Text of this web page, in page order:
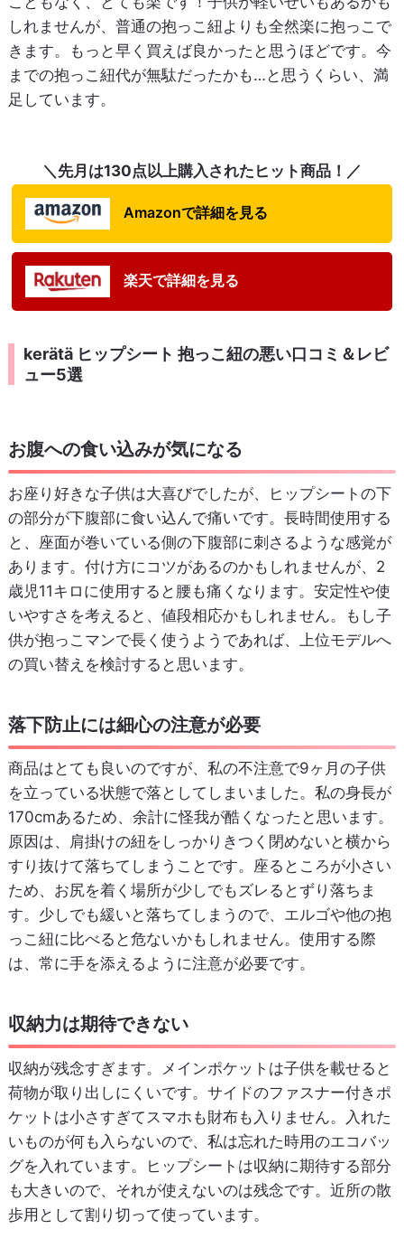
しれませんが、普通の抱っこ紐よりも全然楽に抱っこで
きます。もっと早く買えば良かったと思うほどです。今
までの抱っこ紐代が無駄だったかも…と思うくらい、満
足しています。
＼先月は130点以上購入されたヒット商品！／
Amazonで詳細を見る
楽天で詳細を見る
kerätä ヒップシート 抱っこ紐の悪い口コミ＆レビ
ュー5選
お腹への食い込みが気になる
お座り好きな子供は大喜びでしたが、ヒップシートの下
の部分が下腹部に食い込んで痛いです。長時間使用する
と、座面が巻いている側の下腹部に刺さるような感覚が
あります。付け方にコツがあるのかもしれませんが、2
歳児11キロに使用すると腰も痛くなります。安定性や使
いやすさを考えると、値段相応かもしれません。もし子
供が抱っこマンで長く使うようであれば、上位モデルへ
の買い替えを検討すると思います。
落下防止には細心の注意が必要
商品はとても良いのですが、私の不注意で9ヶ月の子供
を立っている状態で落としてしまいました。私の身長が
170cmあるため、余計に怪我が酷くなったと思います。
原因は、肩掛けの紐をしっかりきつく閉めないと横から
すり抜けて落ちてしまうことです。座るところが小さい
ため、お尻を着く場所が少しでもズレるとずり落ちま
す。少しでも緩いと落ちてしまうので、エルゴや他の抱
っこ紐に比べると危ないかもしれません。使用する際
は、常に手を添えるように注意が必要です。
収納力は期待できない
収納が残念すぎます。メインポケットは子供を載せると
荷物が取り出しにくいです。サイドのファスナー付きポ
ケットは小さすぎてスマホも財布も入りません。入れた
いものが何も入らないので、私は忘れた時用のエコバッ
グを入れています。ヒップシートは収納に期待する部分
も大きいので、それが使えないのは残念です。近所の散
歩用として割り切って使っています。